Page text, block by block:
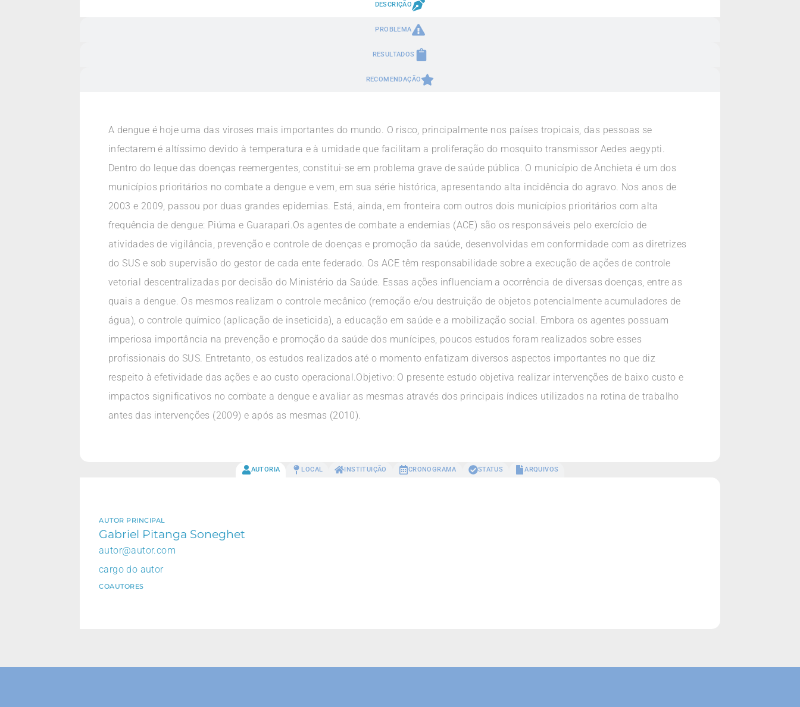
DESCRIÇÃO
PROBLEMA
RESULTADOS
RECOMENDAÇÃO
A dengue é hoje uma das viroses mais importantes do mundo. O risco, principalmente nos países tropicais, das pessoas se
infectarem é altíssimo devido à temperatura e à umidade que facilitam a proliferação do mosquito transmissor Aedes aegypti.
Dentro do leque das doenças reemergentes, constitui-se em problema grave de saúde pública. O município de Anchieta é um dos
municípios prioritários no combate a dengue e vem, em sua série histórica, apresentando alta incidência do agravo. Nos anos de
2003 e 2009, passou por duas grandes epidemias. Está, ainda, em fronteira com outros dois municípios prioritários com alta
frequência de dengue: Piúma e Guarapari.Os agentes de combate a endemias (ACE) são os responsáveis pelo exercício de
atividades de vigilância, prevenção e controle de doenças e promoção da saúde, desenvolvidas em conformidade com as diretrizes
do SUS e sob supervisão do gestor de cada ente federado. Os ACE têm responsabilidade sobre a execução de ações de controle
vetorial descentralizadas por decisão do Ministério da Saúde. Essas ações influenciam a ocorrência de diversas doenças, entre as
quais a dengue. Os mesmos realizam o controle mecânico (remoção e/ou destruição de objetos potencialmente acumuladores de
água), o controle químico (aplicação de inseticida), a educação em saúde e a mobilização social. Embora os agentes possuam
imperiosa importância na prevenção e promoção da saúde dos munícipes, poucos estudos foram realizados sobre esses
profissionais do SUS. Entretanto, os estudos realizados até o momento enfatizam diversos aspectos importantes no que diz
respeito à efetividade das ações e ao custo operacional.Objetivo: O presente estudo objetiva realizar intervenções de baixo custo e
impactos significativos no combate a dengue e avaliar as mesmas através dos principais índices utilizados na rotina de trabalho
antes das intervenções (2009) e após as mesmas (2010).
AUTORIA LOCAL INSTITUIÇÃO CRONOGRAMA STATUS ARQUIVOS
AUTOR PRINCIPAL
Gabriel Pitanga Soneghet
autor@autor.com
cargo do autor
COAUTORES